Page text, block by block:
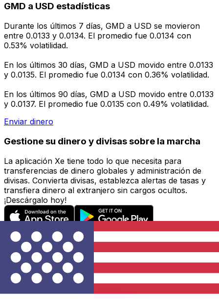
GMD a USD estadísticas
Durante los últimos 7 días, GMD a USD se movieron
entre 0.0133 y 0.0134. El promedio fue 0.0134 con
0.53% volatilidad.
En los últimos 30 días, GMD a USD movido entre 0.0133
y 0.0135. El promedio fue 0.0134 con 0.36% volatilidad.
En los últimos 90 días, GMD a USD movido entre 0.0133
y 0.0137. El promedio fue 0.0135 con 0.49% volatilidad.
Enviar dinero
Gestione su dinero y divisas sobre la marcha
La aplicación Xe tiene todo lo que necesita para
transferencias de dinero globales y administración de
divisas. Convierta divisas, establezca alertas de tasas y
transfiera dinero al extranjero sin cargos ocultos.
¡Descárgalo hoy!